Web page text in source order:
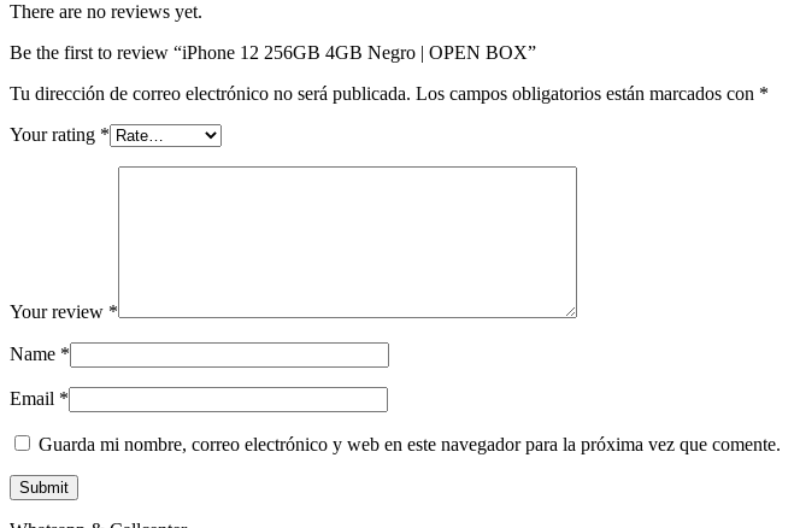
There are no reviews yet.
Be the first to review “iPhone 12 256GB 4GB Negro | OPEN BOX”
Tu dirección de correo electrónico no será publicada. Los campos obligatorios están marcados con *
Your rating *
Your review *
Name *
Email *
Guarda mi nombre, correo electrónico y web en este navegador para la próxima vez que comente.